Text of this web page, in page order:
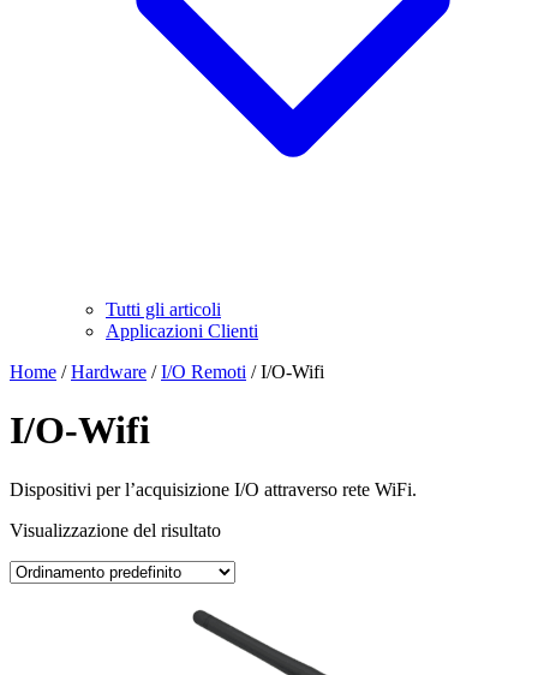
Tutti gli articoli
Applicazioni Clienti
Home /Hardware /I/O Remoti / I/O-Wifi
I/O-Wifi
Dispositivi per l’acquisizione I/O attraverso rete WiFi.
Visualizzazione del risultato